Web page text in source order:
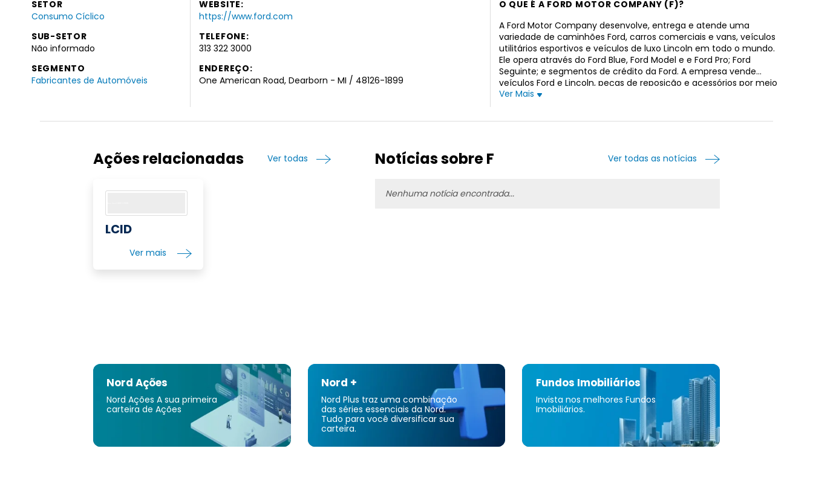
SETOR
Consumo Cíclico
SUB-SETOR
Não informado
SEGMENTO
Fabricantes de Automóveis
WEBSITE:
https://www.ford.com
TELEFONE:
313 322 3000
ENDEREÇO:
One American Road, Dearborn - MI / 48126-1899
O QUE É A FORD MOTOR COMPANY (F)?
A Ford Motor Company desenvolve, entrega e atende uma
variedade de caminhões Ford, carros comerciais e vans, veículos
utilitários esportivos e veículos de luxo Lincoln em todo o mundo.
Ele opera através do Ford Blue, Ford Model e e Ford Pro; Ford
Seguinte; e segmentos de crédito da Ford. A empresa vende
veículos Ford e Lincoln, peças de reposição e acessórios por meio
de distribuidores e revendedores, bem como por meio de
empresa oferece contratos de venda a prazo no varejo de
veículos novos e usados; e arrendamentos de financiamento
de aluguel diário e clientes de frotas. Além disso, oferece
Ver Mais
Ações relacionadas Ver todas
LCID
Ver mais
Notícias sobre F Ver todas as notícias
Nenhuma notícia encontrada...
Nord Ações
Nord Ações A sua primeira
carteira de Ações
Nord +
Nord Plus traz uma combinação
das séries essenciais da Nord.
Tudo para você diversificar sua
carteira.
Fundos Imobiliários
Invista nos melhores Fundos
Imobiliários.